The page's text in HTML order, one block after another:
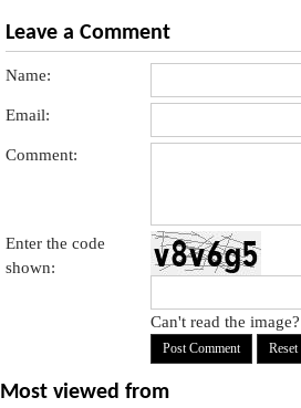
Leave a Comment
Name:
Email:
Comment:
Enter the code
shown:
Can't read the
Most viewed from